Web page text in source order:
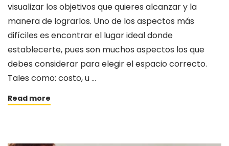
visualizar los objetivos que quieres alcanzar y la
manera de lograrlos. Uno de los aspectos más
difíciles es encontrar el lugar ideal donde
establecerte, pues son muchos aspectos los que
debes considerar para elegir el espacio correcto.
Tales como: costo, u …
Read more